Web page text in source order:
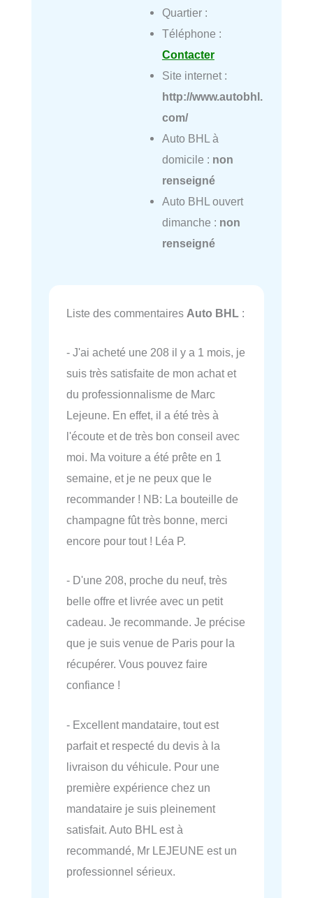
Quartier :
Téléphone :
Contacter
Site internet :
http://www.autobhl.
com/
Auto BHL à
domicile : non
renseigné
Auto BHL ouvert
dimanche : non
renseigné
Liste des commentaires Auto BHL :
- J'ai acheté une 208 il y a 1 mois, je
suis très satisfaite de mon achat et
du professionnalisme de Marc
Lejeune. En effet, il a été très à
l'écoute et de très bon conseil avec
moi. Ma voiture a été prête en 1
semaine, et je ne peux que le
recommander ! NB: La bouteille de
champagne fût très bonne, merci
encore pour tout ! Léa P.
- D'une 208, proche du neuf, très
belle offre et livrée avec un petit
cadeau. Je recommande. Je précise
que je suis venue de Paris pour la
récupérer. Vous pouvez faire
confiance !
- Excellent mandataire, tout est
parfait et respecté du devis à la
livraison du véhicule. Pour une
première expérience chez un
mandataire je suis pleinement
satisfait. Auto BHL est à
recommandé, Mr LEJEUNE est un
professionnel sérieux.